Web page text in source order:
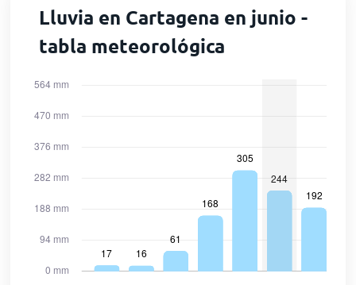
Lluvia en Cartagena en junio -
tabla meteorológica